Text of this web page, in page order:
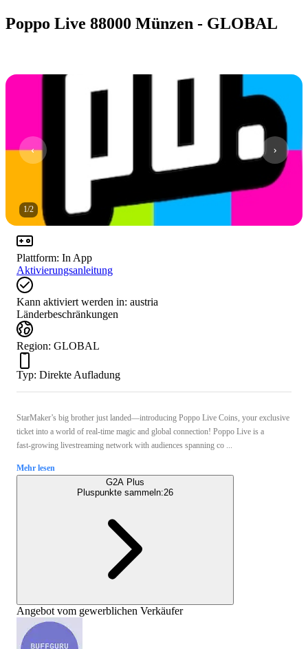
Poppo Live 88000 Münzen - GLOBAL
1/2
Plattform: In App
Aktivierungsanleitung
Kann aktiviert werden in: austria
Länderbeschränkungen
Region: GLOBAL
Typ: Direkte Aufladung
StarMaker’s big brother just landed—introducing Poppo Live Coins, your exclusive
ticket into a world of real-time magic and global connection! Poppo Live is a
fast‑growing livestreaming network with audiences spanning co ...
Mehr lesen
G2A Plus
Pluspunkte sammeln:26
Angebot vom gewerblichen Verkäufer